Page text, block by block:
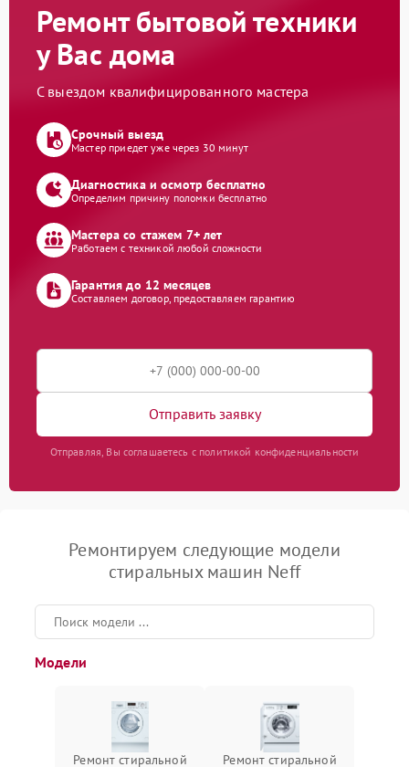
Ремонт бытовой техники
у Вас дома
С выездом квалифицированного мастера
Срочный выезд
Мастер приедет уже через 30 минут
Диагностика и осмотр бесплатно
Определим причину поломки бесплатно
Мастера со стажем 7+ лет
Работаем с техникой любой сложности
Гарантия до 12 месяцев
Составляем договор, предоставляем гарантию
Отправить заявку
Отправляя, Вы соглашаетесь с политикой конфиденциальности
Ремонтируем следующие модели
стиральных машин Neff
Модели
Ремонт стиральной
Ремонт стиральной